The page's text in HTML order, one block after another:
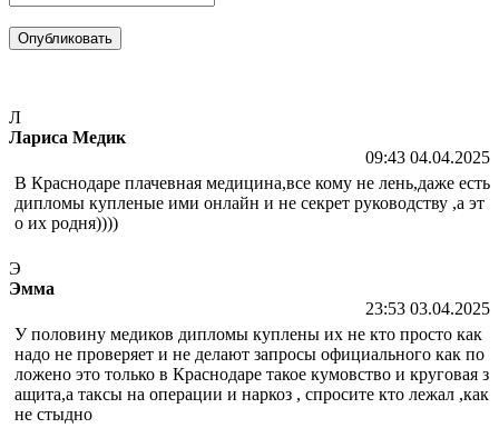
Л
Лариса Медик
09:43 04.04.2025
В Краснодаре плачевная медицина,все кому не лень,даже есть
дипломы купленые ими онлайн и не секрет руководству ,а эт
о их родня))))
Э
Эмма
23:53 03.04.2025
У половину медиков дипломы куплены их не кто просто как
надо не проверяет и не делают запросы официального как по
ложено это только в Краснодаре такое кумовство и круговая з
ащита,а таксы на операции и наркоз , спросите кто лежал ,как
не стыдно